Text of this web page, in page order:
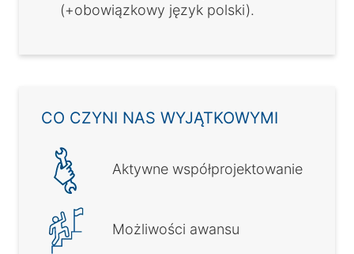
(+obowiązkowy język polski).
CO CZYNI NAS WYJĄTKOWYMI
Aktywne współprojektowanie
Możliwości awansu